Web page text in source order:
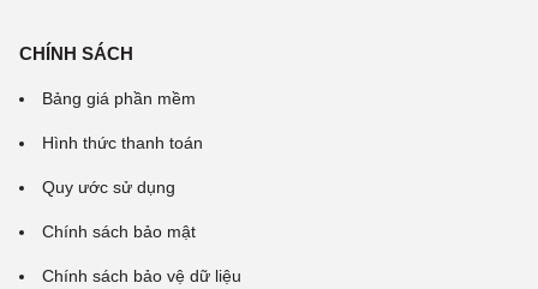
CHÍNH SÁCH
Bảng giá phần mềm
Hình thức thanh toán
Quy ước sử dụng
Chính sách bảo mật
Chính sách bảo vệ dữ liệu